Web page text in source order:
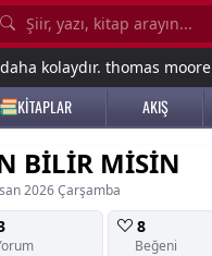
kolaydır. thomas moore
KİTAPLAR AKIŞ
BİLİR MİSİN
2026 Çarşamba
8
Beğeni